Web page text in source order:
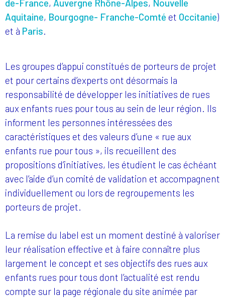
de-France, Auvergne Rhône-Alpes, Nouvelle
Aquitaine, Bourgogne- Franche-Comté et Occitanie)
et à Paris.
Les groupes d’appui constitués de porteurs de projet
et pour certains d’experts ont désormais la
responsabilité de développer les initiatives de rues
aux enfants rues pour tous au sein de leur région. Ils
informent les personnes intéressées des
caractéristiques et des valeurs d’une « rue aux
enfants rue pour tous », ils recueillent des
propositions d’initiatives, les étudient le cas échéant
avec l’aide d’un comité de validation et accompagnent
individuellement ou lors de regroupements les
porteurs de projet.
La remise du label est un moment destiné à valoriser
leur réalisation effective et à faire connaître plus
largement le concept et ses objectifs des rues aux
enfants rues pour tous dont l’actualité est rendu
compte sur la page régionale du site animée par